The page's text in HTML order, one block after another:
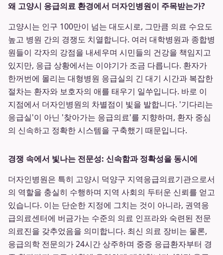
왜 고양시 응급의료 환경에서 더자인병원이 주목받는가?
고양시는 인구 100만이 넘는 대도시로, 그만큼 의료 수요도
높고 병원 간의 경쟁도 치열합니다. 여러 대학병원과 종합병
원들이 각자의 강점을 내세우며 시민들의 건강을 책임지고
있지만, 응급 상황에서는 이야기가 조금 다릅니다. 환자가
한꺼번에 몰리는 대형병원 응급실의 긴 대기 시간과 복잡한
절차는 환자와 보호자의 애를 태우기 일쑤입니다. 바로 이
지점에서 더자인병원의 차별점이 빛을 발합니다. '기다리는
응급실'이 아닌 '찾아가는 응급의료'를 지향하며, 환자 중심
의 신속하고 정확한 시스템을 구축했기 때문입니다.
경쟁 속에서 빛나는 전문성: 신속함과 정확성을 동시에
더자인병원은 특히 고양시 덕양구 지역응급의료기관으로서
의 역할을 충실히 수행하며 지역 사회의 두터운 신뢰를 얻고
있습니다. 이는 단순한 지정에 그치는 것이 아니라, 권역응
급의료센터에 버금가는 수준의 의료 인프라와 숙련된 전문
의료진을 갖추었음을 의미합니다. 최신 의료 장비는 물론,
응급의학 전문의가 24시간 상주하며 중증 응급환자부터 경